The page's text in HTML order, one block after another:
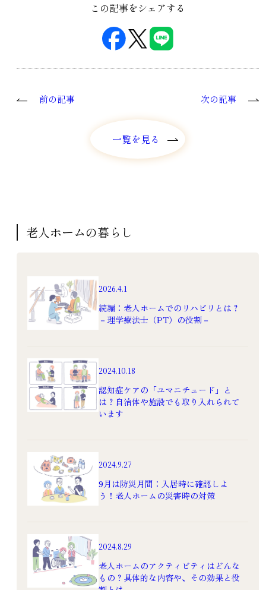
この記事をシェアする
前の記事
一覧を見る
一覧を見る
次の記事
老人ホームの暮らし
2026.4.1
続編：老人ホームでのリハビリとは？
－理学療法士（PT）の役割－
2024.10.18
認知症ケアの「ユマニチュード」と
は？自治体や施設でも取り入れられて
います
2024.9.27
9月は防災月間：入居時に確認しよ
う！老人ホームの災害時の対策
2024.8.29
老人ホームのアクティビティはどんな
もの？具体的な内容や、その効果と役